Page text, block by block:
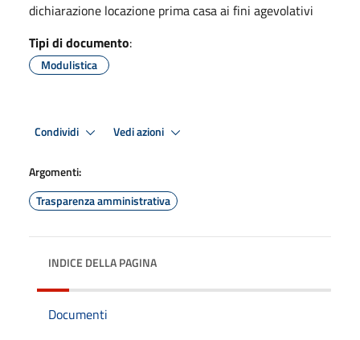
dichiarazione locazione prima casa ai fini agevolativi
Tipi di documento:
Modulistica
Condividi Vedi azioni
Argomenti:
Trasparenza amministrativa
INDICE DELLA PAGINA
Documenti